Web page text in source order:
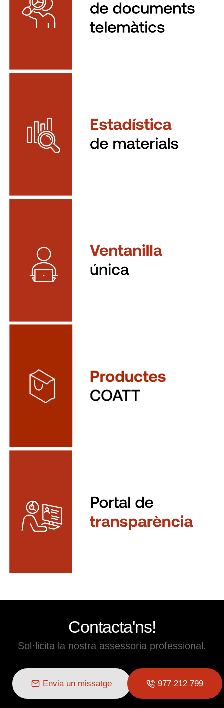
Contacta'ns!
Sol·licita la nostra assessoria professional.
Envia un missatge 977 212 799